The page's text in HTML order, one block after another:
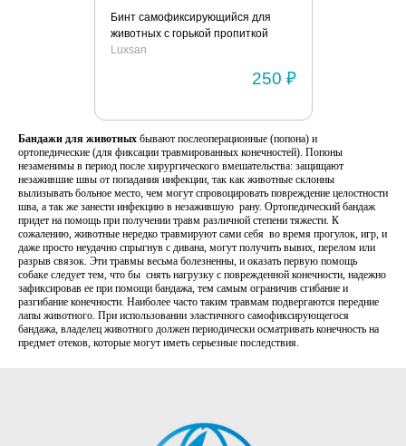
Бинт самофиксирующийся для
животных с горькой пропиткой
Luxsan
Luxsan
250 ₽
Бандажи для животных бывают послеоперационные (попона) и
ортопедические (для фиксации травмированных конечностей). Попоны
незаменимы в период после хирургического вмешательства: защищают
незажившие швы от попадания инфекции, так как животные склонны
вылизывать больное место, чем могут спровоцировать повреждение целостности
шва, а так же занести инфекцию в незажившую рану. Ортопедический бандаж
придет на помощь при получении травм различной степени тяжести. К
сожалению, животные нередко травмируют сами себя во время прогулок, игр, и
даже просто неудачно спрыгнув с дивана, могут получить вывих, перелом или
разрыв связок. Эти травмы весьма болезненны, и оказать первую помощь
собаке следует тем, что бы снять нагрузку с поврежденной конечности, надежно
зафиксировав ее при помощи бандажа, тем самым ограничив сгибание и
разгибание конечности. Наиболее часто таким травмам подвергаются передние
лапы животного. При использовании эластичного самофиксирующегося
бандажа, владелец животного должен периодически осматривать конечность на
предмет отеков, которые могут иметь серьезные последствия.